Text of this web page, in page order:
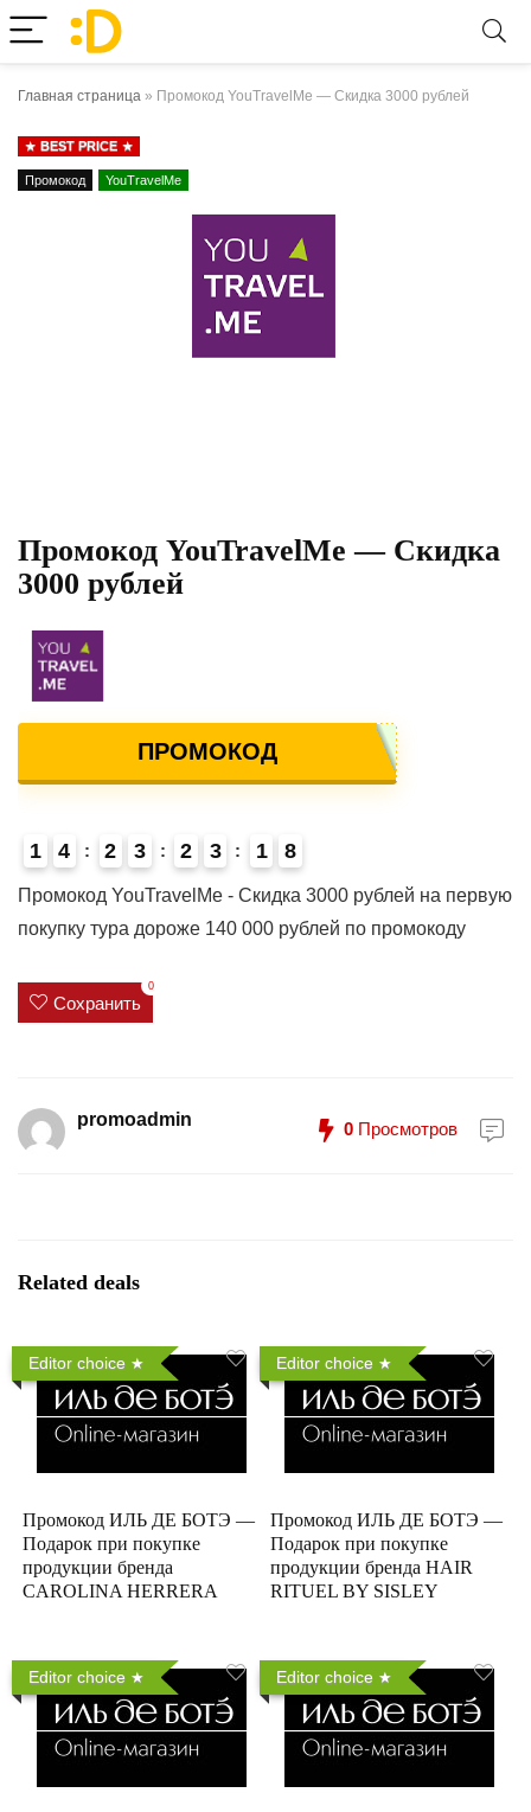
Главная страница » Промокод YouTravelMe — Скидка 3000 рублей
BEST PRICE
Промокод YouTravelMe
Промокод YouTravelMe — Скидка
3000 рублей
ПРОМОКОД
1
4
4 2 3 2 3 1 8
Промокод YouTravelMe - Скидка 3000 рублей на первую
покупку тура дороже 140 000 рублей по промокоду
Сохранить
0
promoadmin 0 Просмотров
Related deals
Editor choice
Промокод ИЛЬ ДЕ БОТЭ —
Подарок при покупке
продукции бренда
CAROLINA HERRERA
Editor choice
Промокод ИЛЬ ДЕ БОТЭ —
Подарок при покупке
продукции бренда HAIR
RITUEL BY SISLEY
Editor choice Editor choice